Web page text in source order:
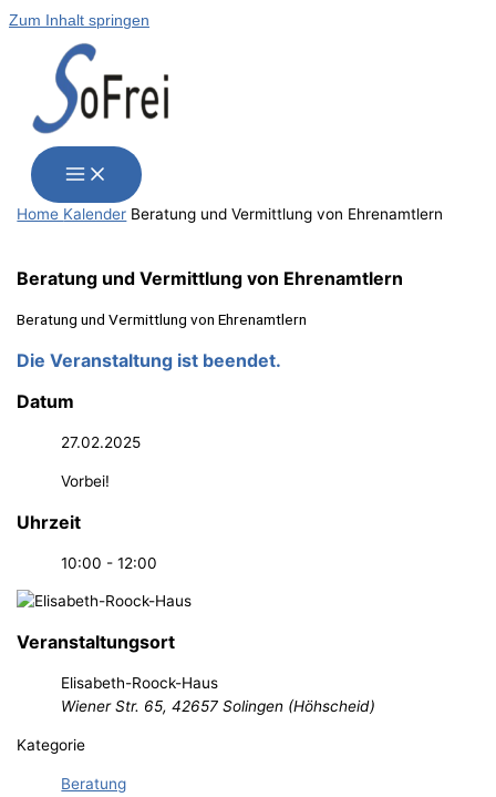
Zum Inhalt springen
Home Kalender Bera­tung und Ver­mitt­lung von Ehrenamtlern
Bera­tung und Ver­mitt­lung von Ehrenamtlern
Bera­tung und Ver­mitt­lung von Ehrenamtlern
Die Veranstaltung ist beendet.
Datum
27.02.2025
Vorbei!
Uhrzeit
10:00 - 12:00
Veranstaltungsort
Elisabeth-Roock-Haus
Wiener Str. 65, 42657 Solingen (Höhscheid)
Kategorie
Beratung